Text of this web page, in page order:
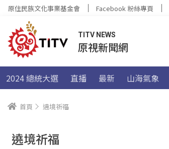
原住民族文化事業基金會 Facebook 粉絲專頁
TITV NEWS
原視新聞網
2024 總統大選 直播 最新 山海氣象
首頁 遶境祈福
遶境祈福